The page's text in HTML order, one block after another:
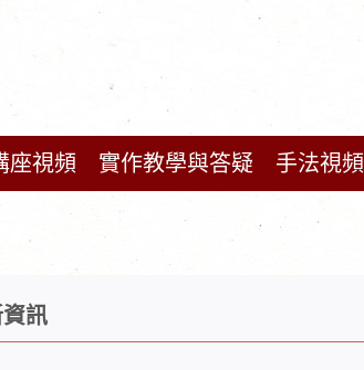
座視頻 實作教學與答疑 手法視頻
訊